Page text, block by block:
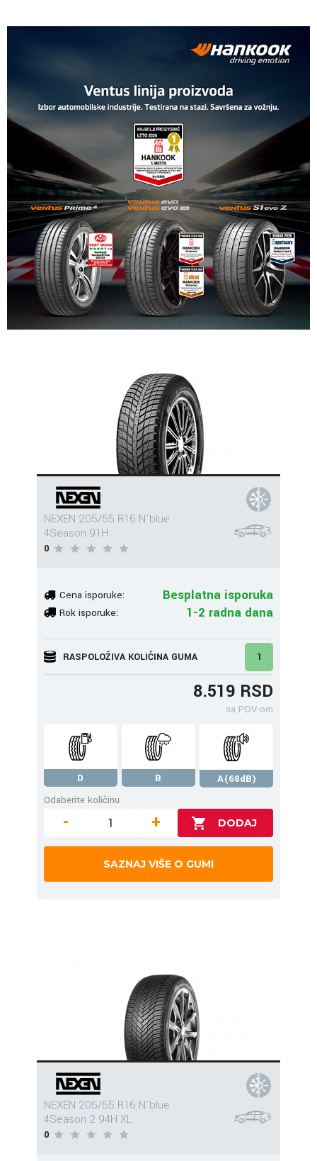
NEXEN 205/55 R16 N'blue
4Season 91H
0
Cena isporuke: Besplatna isporuka
Rok isporuke: 1-2 radna dana
RASPOLOŽIVA KOLIČINA GUMA 1
8.519 RSD
sa PDV-om
D B
A(68dB)
Odaberite količinu
- +
SAZNAJ VIŠE O GUMI
NEXEN 205/55 R16 N'blue
4Season 2 94H XL
0